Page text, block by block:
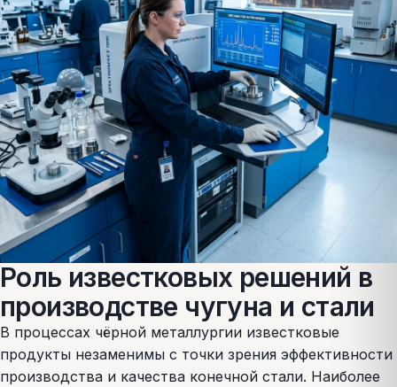
Роль известковых решений в
производстве чугуна и стали
В процессах чёрной металлургии известковые
продукты незаменимы с точки зрения эффективности
производства и качества конечной стали. Наиболее